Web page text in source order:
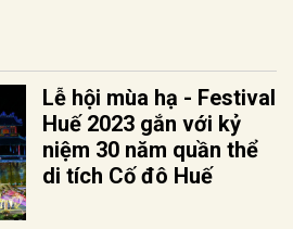
Lễ hội mùa hạ - Festival
Huế 2023 gắn với kỷ
niệm 30 năm quần thể
di tích Cố đô Huế